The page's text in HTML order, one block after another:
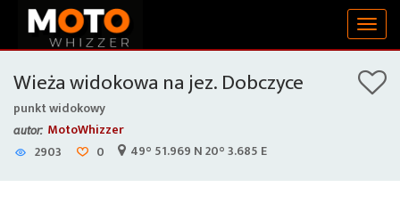
Wieża widokowa na jez. Dobczyce
punkt widokowy
autor: MotoWhizzer
2903
0 49° 51.969 N 20° 3.685 E